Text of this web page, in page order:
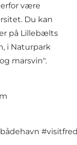
være
Du kan
på Lillebælts
i Naturpark
marsvin".